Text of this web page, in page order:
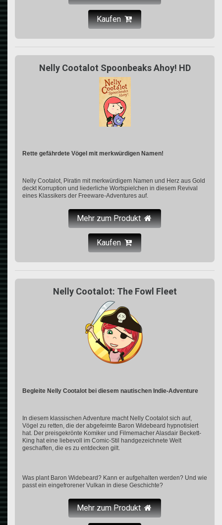
Kaufen
Nelly Cootalot Spoonbeaks Ahoy! HD
Rette gefährdete Vögel mit merkwürdigen Namen!
Nelly Cootalot, Piratin mit merkwürdigem Namen und Herz aus Gold
deckt Korruption und liederliche Wortspielchen in diesem Revival
eines Klassikers der Freeware-Adventures auf.
Mehr zum Produkt
Kaufen
Nelly Cootalot: The Fowl Fleet
Begleite Nelly Cootalot bei diesem nautischen Indie-Adventure
In diesem klassischen Adventure macht Nelly Cootalot sich auf,
Vögel zu retten, die der abgefeimte Baron Widebeard hypnotisiert
hat. Der preisgekrönte Komiker und Filmemacher Alasdair Beckett-
King hat eine liebevoll im Comic-Stil handgezeichnete Welt
geschaffen, die es zu entdecken gilt.
Was plant Baron Widebeard? Kann er aufgehalten werden? Und wie
passt ein eingefrorener Vulkan in diese Geschichte?
Mehr zum Produkt